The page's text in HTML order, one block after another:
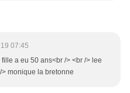
07:45
a eu 50 ans<br /> <br /> lee
monique la bretonne